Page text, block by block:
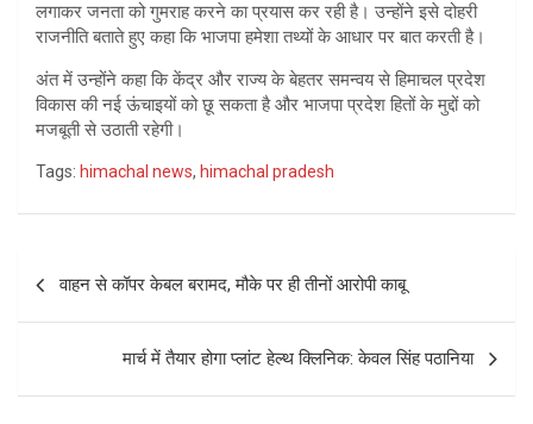
लगाकर जनता को गुमराह करने का प्रयास कर रही है। उन्होंने इसे दोहरी
राजनीति बताते हुए कहा कि भाजपा हमेशा तथ्यों के आधार पर बात करती है।
अंत में उन्होंने कहा कि केंद्र और राज्य के बेहतर समन्वय से हिमाचल प्रदेश
विकास की नई ऊंचाइयों को छू सकता है और भाजपा प्रदेश हितों के मुद्दों को
मजबूती से उठाती रहेगी।
Tags: himachal news, himachal pradesh
वाहन से कॉपर केबल बरामद, मौके पर ही तीनों आरोपी काबू
मार्च में तैयार होगा प्लांट हेल्थ क्लिनिक: केवल सिंह पठानिया